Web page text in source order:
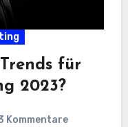
für
2023?
Kommentare